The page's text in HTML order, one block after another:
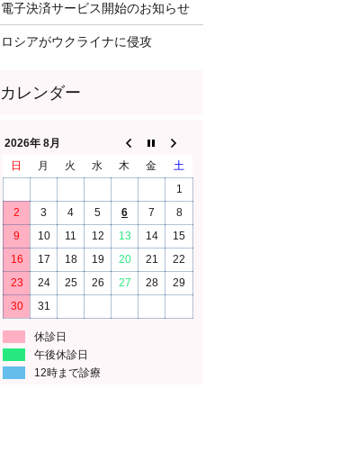
電子決済サービス開始のお知らせ
ロシアがウクライナに侵攻
2026年 8月
日
月 火 水 木 金
土
1
2
3 4 5 6 7
8
9
10 11 12 13 14
15
16
17 18 19 20 21
22
23
24 25 26 27 28
29
30
31
休診日
午後休診日
12時まで診療